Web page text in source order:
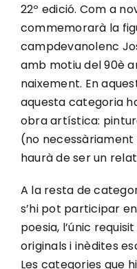
22º edició. Com a
commemorarà la
campdevanolenc
amb motiu del 90è
naixement. En
aquesta categoria
obra artística:
(no necessàriament
haurà de ser un
A la resta de
s’hi pot participar
poesia, l’únic
originals i inèdites
Les categories que